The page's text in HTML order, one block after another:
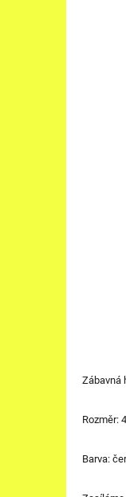
Zábavná
Rozměr:
Barva: